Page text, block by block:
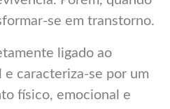
se em transtorno.
ligado ao
caracteriza-se por um
físico, emocional e